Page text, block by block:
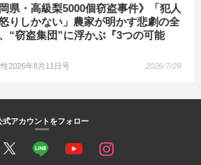
岡県・高級梨5000個窃盗事件》「犯人
りしかない」農家が明かす悲劇の全
“窃盗集団”に浮かぶ『3つの可能
2026年8月11日号 2026/7/29
式アカウントをフォロー